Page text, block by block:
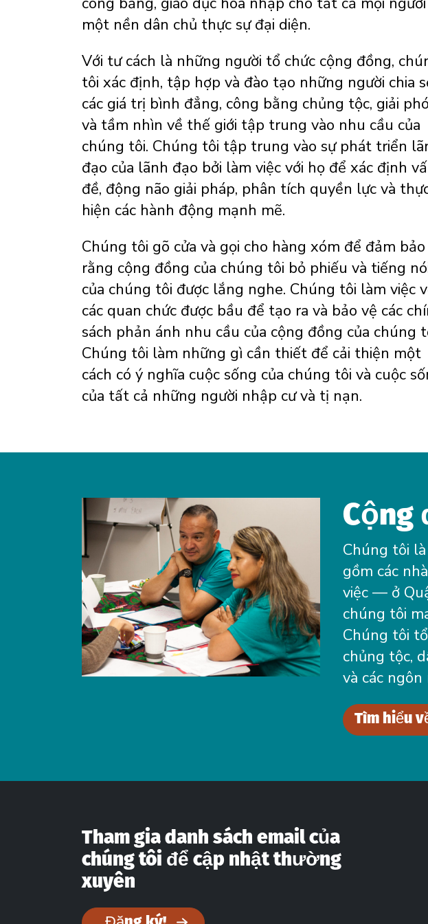
một nền dân chủ thực sự đại diện.
Với tư cách là những người tổ chức cộng đồng,
tôi xác định, tập hợp và đào tạo những người chia
các giá trị bình đẳng, công bằng chủng tộc, giải
và tầm nhìn về thế giới tập trung vào nhu cầu của
chúng tôi. Chúng tôi tập trung vào sự phát triển
đạo của lãnh đạo bởi làm việc với họ để xác định
đề, động não giải pháp, phân tích quyền lực và
hiện các hành động mạnh mẽ.
Chúng tôi gõ cửa và gọi cho hàng xóm để đảm bảo
rằng cộng đồng của chúng tôi bỏ phiếu và tiếng
của chúng tôi được lắng nghe. Chúng tôi làm việc
các quan chức được bầu để tạo ra và bảo vệ các
sách phản ánh nhu cầu của cộng đồng của chúng
Chúng tôi làm những gì cần thiết để cải thiện một
cách có ý nghĩa cuộc sống của chúng tôi và cuộc
của tất cả những người nhập cư và tị nạn.
Cộng
Chúng tôi
gồm các
việc — ở
chúng tôi
Chúng tôi
chủng tộc,
và các
Tìm hiểu
Tham gia danh sách email của
chúng tôi để cập nhật thường
xuyên